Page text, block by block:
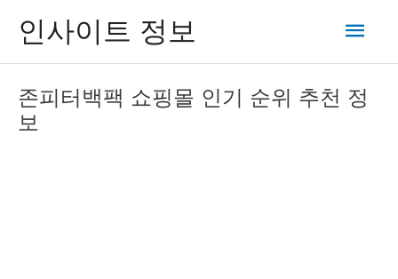
츠
인사이트 정보
메
인
메
존피터백팩 쇼핑몰 인기 순위 추천 정
보